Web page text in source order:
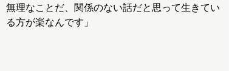
無理なことだ、関係のない話だと思って生きてい
る方が楽なんです」